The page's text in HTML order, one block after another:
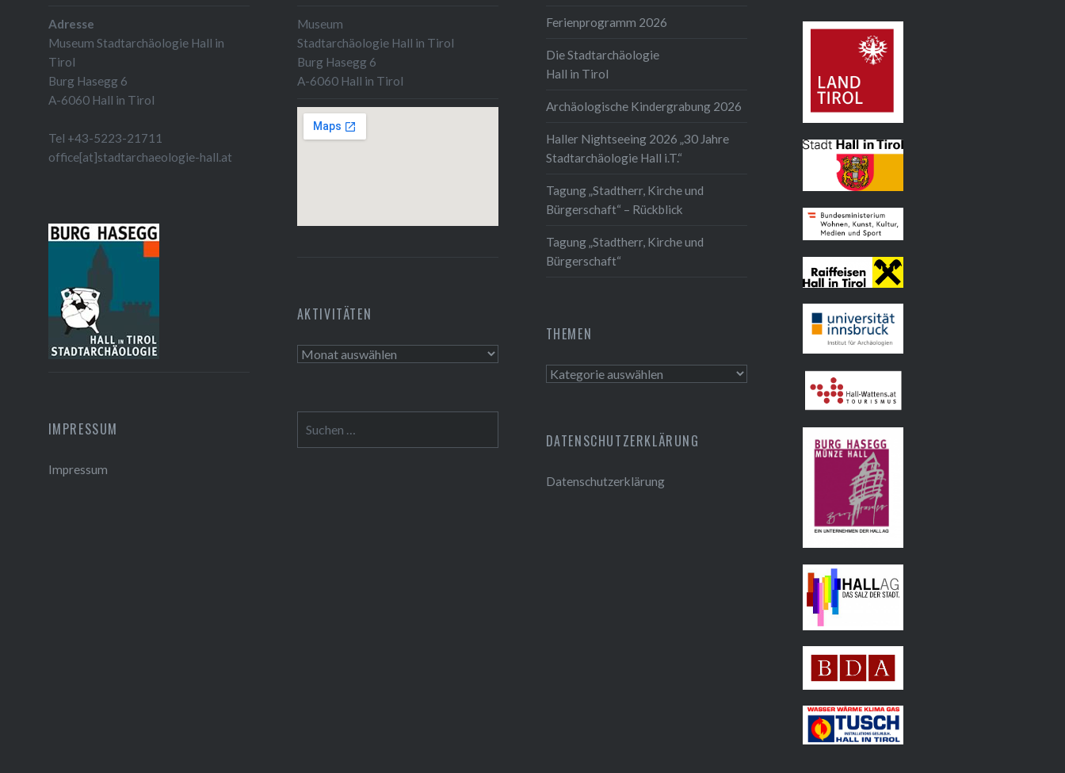
Adresse
Museum Stadtarchäologie Hall in
Tirol
Burg Hasegg 6
A-6060 Hall in Tirol
Tel +43-5223-21711
office[at]stadtarchaeologie-hall.at
Museum
Stadtarchäologie Hall in Tirol
Burg Hasegg 6
A-6060 Hall in Tirol
Ferienprogramm 2026
Die Stadtarchäologie
Hall in Tirol
Archäologische Kindergrabung 2026
Haller Nightseeing 2026 „30 Jahre
Stadtarchäologie Hall i.T.“
Tagung „Stadtherr, Kirche und
Bürgerschaft“ – Rückblick
Tagung „Stadtherr, Kirche und
Bürgerschaft“
Land Tirol
Tourismusverband
Hall Wattens
Hall AG
Bundesdenkmalamt
AKTIVITÄTEN
Aktivitäten
THEMEN
Themen
IMPRESSUM
Impressum
DATENSCHUTZERKLÄRUNG
Datenschutzerklärung